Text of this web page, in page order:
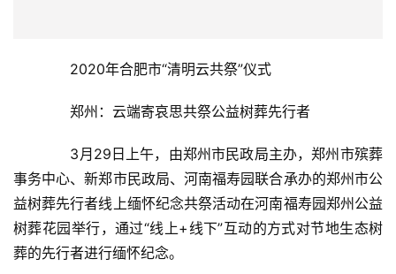
新
闻
资
讯
2020年合肥市“清明云共祭”仪式
郑州：云端寄哀思共祭公益树葬先行者
3月29日上午，由郑州市民政局主办，郑州市殡葬
事务中心、新郑市民政局、河南福寿园联合承办的郑州市公
益树葬先行者线上缅怀纪念共祭活动在河南福寿园郑州公益
树葬花园举行，通过“线上+线下”互动的方式对节地生态树
葬的先行者进行缅怀纪念。